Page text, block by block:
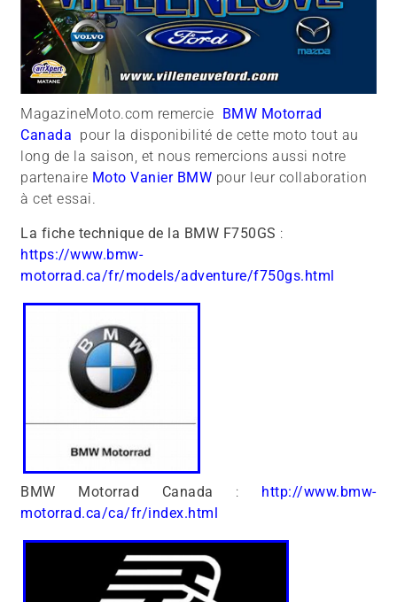
MagazineMoto.com remercie BMW Motorrad
Canada pour la disponibilité de cette moto tout au
long de la saison, et nous remercions aussi notre
partenaire Moto Vanier BMW pour leur collaboration
à cet essai.
La fiche technique de la BMW F750GS :
https://www.bmw-
motorrad.ca/fr/models/adventure/f750gs.html
BMW Motorrad Canada : http://www.bmw-
motorrad.ca/ca/fr/index.html